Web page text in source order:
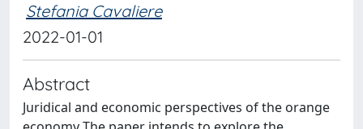
Stefania Cavaliere
2022-01-01
Abstract
Juridical and economic perspectives of the orange